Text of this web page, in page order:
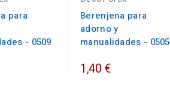
para
- 0509
Berenjena para
adorno y
manualidades - 0505
1,40 €